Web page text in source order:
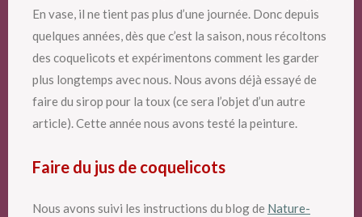
En vase, il ne tient pas plus d’une journée. Donc depuis
quelques années, dès que c’est la saison, nous récoltons
des coquelicots et expérimentons comment les garder
plus longtemps avec nous. Nous avons déjà essayé de
faire du sirop pour la toux (ce sera l’objet d’un autre
article). Cette année nous avons testé la peinture.
Faire du jus de coquelicots
Nous avons suivi les instructions du blog de Nature-